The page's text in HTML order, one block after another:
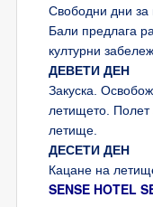
Свободни дни за
Бали предлага
културни
ДЕВЕТИ ДЕН
Закуска.
летището. Полет
летище.
ДЕСЕТИ ДЕН
Кацане на
SENSE HOTEL